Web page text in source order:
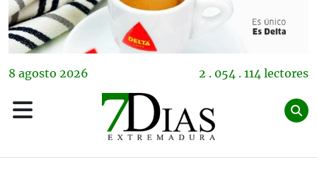
8 agosto 2026 2 . 054 . 114 lectores